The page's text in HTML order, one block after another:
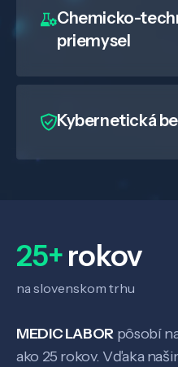
Chemicko-
priemysel
Kybernetická
25+rokov
na slovenskom trhu
MEDIC LABOR pôsobí
ako 25 rokov. Vďaka